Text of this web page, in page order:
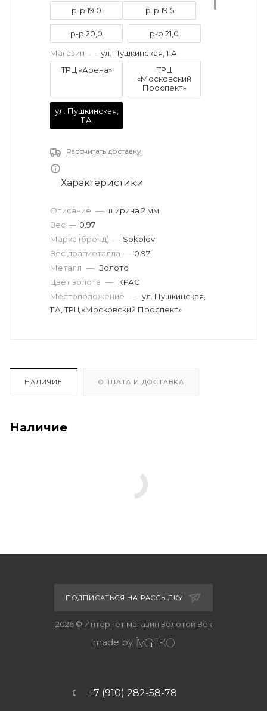
р-р 19,0 р-р 19,5
р-р 20,0 р-р 21,0
р-р 21,5 р-р 22,0
р-р 23,0
Магазин — ул. Пушкинская, 11А
ТРЦ «Арена»
ТРЦ
«Московский
Проспект»
ул. Пушкинская,
11А
Рассчитать доставку
Характеристики
Описание — ширина 2 мм
Вес драгметалла — 0.97
Марка (бренд) — Sokolov
Вес — 0.97
Металл — Золото
Цвет золота — КРАС
Местоположение — ул. Пушкинская,
11А, ТРЦ «Московский Проспект»
НАЛИЧИЕ ОПЛАТА И ДОСТАВКА
Наличие
ПОДПИСАТЬСЯ НА РАССЫЛКУ
2026 © Интернет магазин Золотой Век
made by
+7 (910) 282-58-78